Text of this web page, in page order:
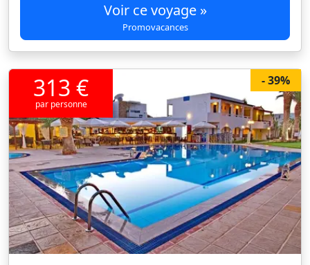
Voir ce voyage »
Promovacances
- 39%
313 €
par personne